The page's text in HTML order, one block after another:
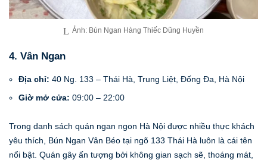
Ảnh: Bún Ngan Hàng Thiếc Dũng Huyền
4. Vân Ngan
Địa chỉ: 40 Ng. 133 – Thái Hà, Trung Liệt, Đống Đa, Hà Nội
Giờ mở cửa: 09:00 – 22:00
Trong danh sách quán ngan ngon Hà Nội được nhiều thực khách
yêu thích, Bún Ngan Vân Béo tại ngõ 133 Thái Hà luôn là cái tên
nổi bật. Quán gây ấn tượng bởi không gian sạch sẽ, thoáng mát,